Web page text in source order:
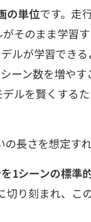
の単位です。走
そのまま学習
ルが学習でき
ーン数を増や
ルを賢くする
長さを想定す
1シーンの標準
り刻まれ、こ